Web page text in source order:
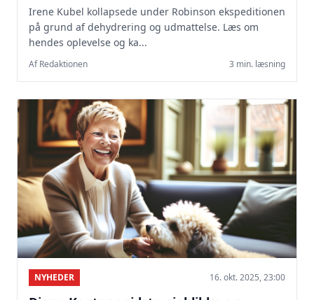
Irene Kubel kollapsede under Robinson ekspeditionen
på grund af dehydrering og udmattelse. Læs om
hendes oplevelse og ka...
Af Redaktionen 3 min. læsning
NYHEDER 16. okt. 2025, 23:00